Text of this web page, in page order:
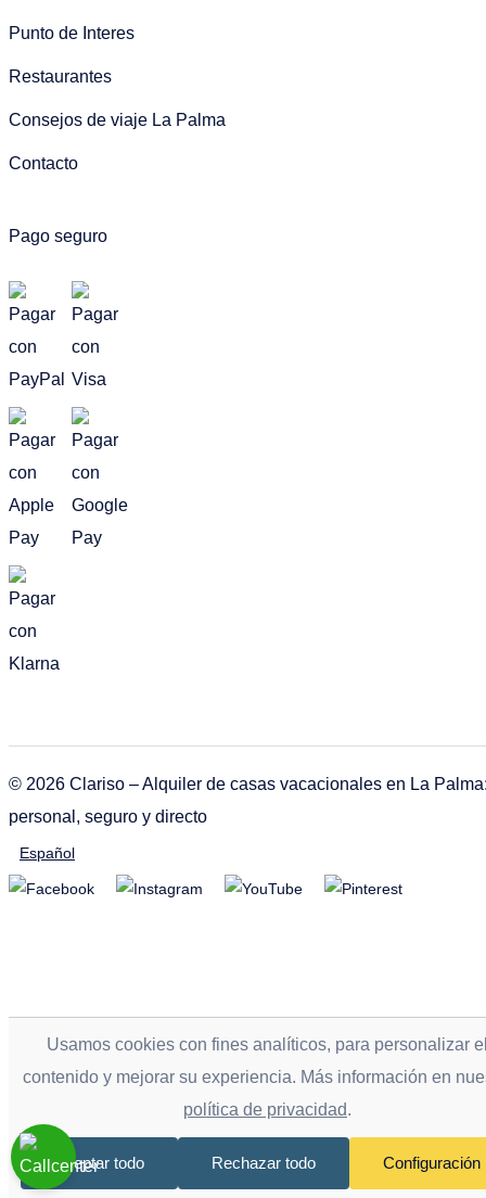
Punto de Interes
Restaurantes
Consejos de viaje La Palma
Contacto
Pago seguro
© 2026 Clariso – Alquiler de casas vacacionales en La
personal, seguro y directo
Español
Usamos cookies con fines analíticos, para personalizar
contenido y mejorar su experiencia. Más información en
política de privacidad.
Aceptar todo Rechazar todo Configuración